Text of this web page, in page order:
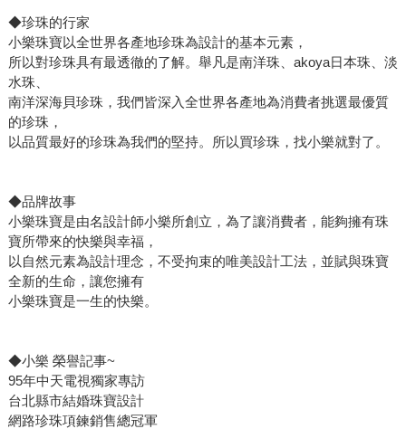
◆珍珠的行家
小樂珠寶以全世界各產地珍珠為設計的基本元素，
所以對珍珠具有最透徹的了解。舉凡是南洋珠、akoya日本珠、淡
水珠、
南洋深海貝珍珠，我們皆深入全世界各產地為消費者挑選最優質
的珍珠，
以品質最好的珍珠為我們的堅持。所以買珍珠，找小樂就對了。
◆品牌故事
小樂珠寶是由名設計師小樂所創立，為了讓消費者，能夠擁有珠
寶所帶來的快樂與幸福，
以自然元素為設計理念，不受拘束的唯美設計工法，並賦與珠寶
全新的生命，讓您擁有
小樂珠寶是一生的快樂。
◆小樂 榮譽記事~
95年中天電視獨家專訪
台北縣市結婚珠寶設計
網路珍珠項鍊銷售總冠軍